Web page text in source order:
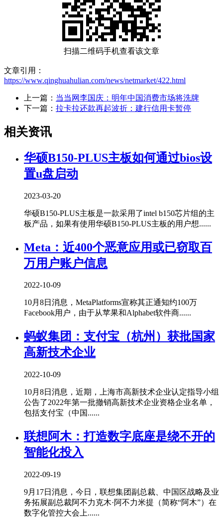
扫描二维码手机查看该文章
文章引用：
https://www.qinghuahulian.com/news/netmarket/422.html
上一篇： 当当网李国庆：明年中国消费市场将洗牌
下一篇： 拉卡拉还款再起波折：建行信用卡暂停
相关资讯
华硕B150-PLUS主板如何通过bios设
置u盘启动
2023-03-20
华硕B150-PLUS主板是一款采用了intel b150芯片组的主
板产品，如果有使用华硕B150-PLUS主板的用户想......
Meta：近400个恶意应用或已窃取百
万用户账户信息
2022-10-09
10月8日消息，MetaPlatforms宣称其正通知约100万
Facebook用户，由于从苹果和Alphabet软件商......
蚂蚁集团：支付宝（杭州）获批国家
高新技术企业
2022-10-09
10月8日消息，近期，上海市高新技术企业认定指导小组
公告了2022年第一批撤销高新技术企业资格企业名单，
包括支付宝（中国......
联想阿木：打造数字底座是绕不开的
智能化投入
2022-09-19
9月17日消息，今日，联想集团副总裁、中国区战略及业
务拓展副总裁阿不力克木·阿不力米提（简称“阿木”）在
数字化管控大会上......